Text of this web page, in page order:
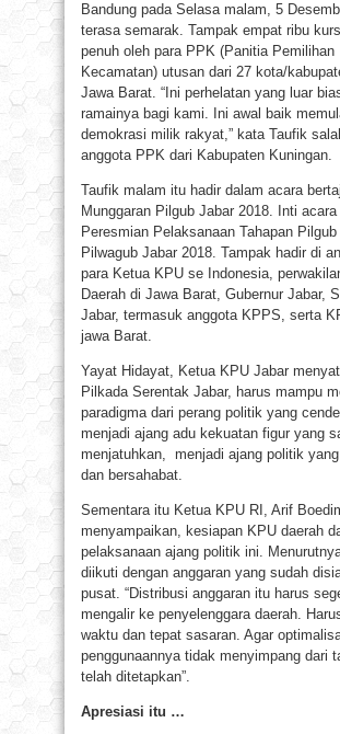
Bandung pada Selasa malam, 5
terasa semarak. Tampak empat ribu
penuh oleh para PPK (Panitia Pemilihan
Kecamatan) utusan dari 27 kota/
Jawa Barat. “Ini perhelatan yang luar
ramainya bagi kami. Ini awal baik
demokrasi milik rakyat,” kata Taufik
anggota PPK dari Kabupaten Kuningan.
Taufik malam itu hadir dalam acara
Munggaran Pilgub Jabar 2018. Inti acara
Peresmian Pelaksanaan Tahapan Pilgub
Pilwagub Jabar 2018. Tampak hadir di
para Ketua KPU se Indonesia,
Daerah di Jawa Barat, Gubernur Jabar,
Jabar, termasuk anggota KPPS, serta
jawa Barat.
Yayat Hidayat, Ketua KPU Jabar
Pilkada Serentak Jabar, harus mampu
paradigma dari perang politik yang
menjadi ajang adu kekuatan figur yang
menjatuhkan, menjadi ajang politik
dan bersahabat.
Sementara itu Ketua KPU RI, Arif
menyampaikan, kesiapan KPU daerah
pelaksanaan ajang politik ini.
diikuti dengan anggaran yang sudah
pusat. “Distribusi anggaran itu harus
mengalir ke penyelenggara daerah.
waktu dan tepat sasaran. Agar
penggunaannya tidak menyimpang dari
telah ditetapkan”.
Apresiasi itu …